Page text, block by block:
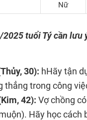
Nữ
tuổi Tý cần lưu
30): hHãy tận
thẳng trong công
42): Vợ chồng
Hãy học